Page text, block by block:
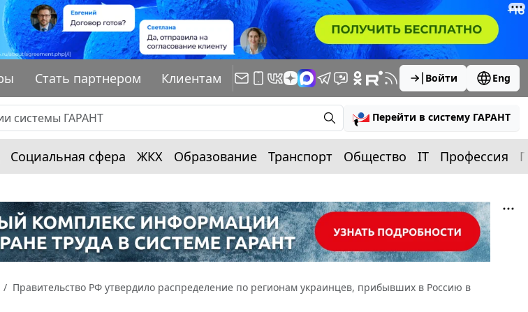
Стать партнером Клиентам Войти Eng
Перейти в систему ГАРАНТ
Социальная сфера ЖКХ Образование Транспорт Общество IT Профессия
Правительство РФ утвердило распределение по регионам украинцев, прибывших в Россию в